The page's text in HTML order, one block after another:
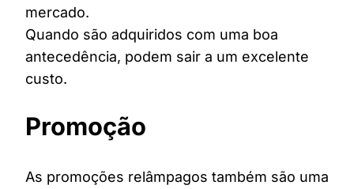
mercado.
Quando são adquiridos com uma boa
antecedência, podem sair a um excelente
custo.
Promoção
As promoções relâmpagos também são uma